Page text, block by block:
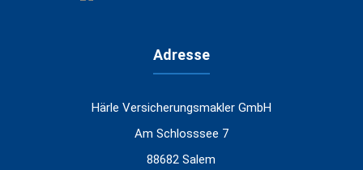
Adresse
Härle Versicherungsmakler GmbH
Am Schlosssee 7
88682 Salem